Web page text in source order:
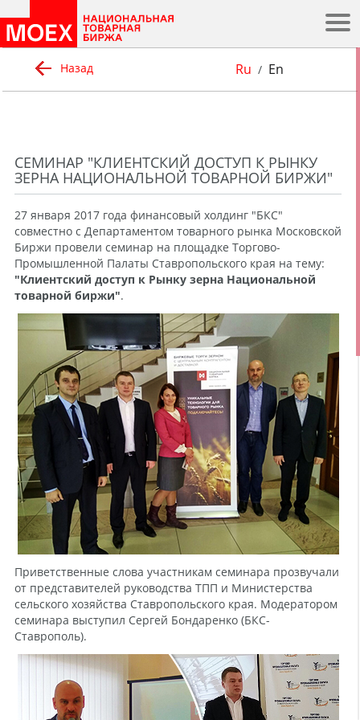
Назад Ru / En
СЕМИНАР "КЛИЕНТСКИЙ ДОСТУП К РЫНКУ
ЗЕРНА НАЦИОНАЛЬНОЙ ТОВАРНОЙ БИРЖИ"
27 января 2017 года финансовый холдинг "БКС"
совместно с Департаментом товарного рынка Московской
Биржи провели семинар на площадке Торгово-
Промышленной Палаты Ставропольского края на тему:
"Клиентский доступ к Рынку зерна Национальной
товарной биржи".
Приветственные слова участникам семинара прозвучали
от представителей руководства ТПП и Министерства
сельского хозяйства Ставропольского края. Модератором
семинара выступил Сергей Бондаренко (БКС-
Ставрополь).